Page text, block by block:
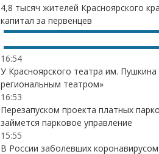
4,8 тысяч жителей Красноярского
капитал за первенцев
16:54
У Красноярского театра им.
региональным театром»
16:53
Перезапуском проекта платных
займется парковое управление
15:55
В России заболевших